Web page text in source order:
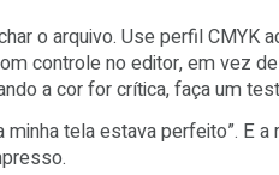
Ele vira custo e
que isso costuma ser